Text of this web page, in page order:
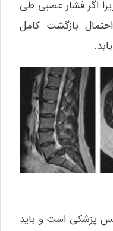
اگر فشار عصبی طی
بازگشت کامل
پزشکی است و باید